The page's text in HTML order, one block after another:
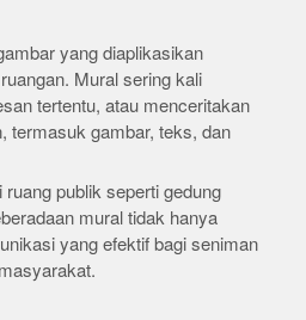
yang diaplikasikan
Mural sering kali
tertentu, atau menceritakan
termasuk gambar, teks, dan
publik seperti gedung
mural tidak hanya
yang efektif bagi seniman